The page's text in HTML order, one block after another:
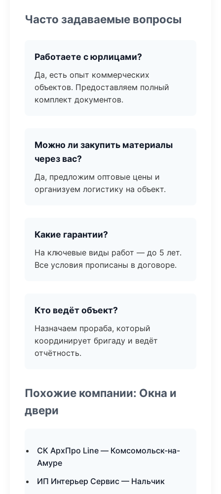
Часто задаваемые вопросы
Работаете с юрлицами?
Да, есть опыт коммерческих
объектов. Предоставляем полный
комплект документов.
Можно ли закупить материалы
через вас?
Да, предложим оптовые цены и
организуем логистику на объект.
Какие гарантии?
На ключевые виды работ — до 5 лет.
Все условия прописаны в договоре.
Кто ведёт объект?
Назначаем прораба, который
координирует бригаду и ведёт
отчётность.
Похожие компании: Окна и
двери
СК АрхПро Line — Комсомольск-на-
Амуре
ИП Интерьер Сервис — Нальчик